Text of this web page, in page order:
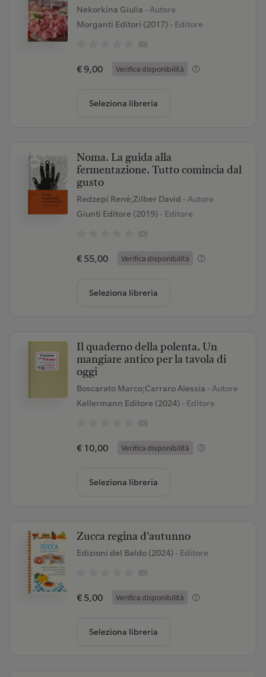
Nekorkina Giulia - Autore
Morganti Editori (2017)- Editore
(0)
€ 9,00 Verifica disponibilità
Seleziona libreria
Noma. La guida alla
fermentazione. Tutto comincia dal
gusto
Redzepi René;Zilber David - Autore
Giunti Editore (2019)- Editore
(0)
€ 55,00 Verifica disponibilità
Seleziona libreria
Il quaderno della polenta. Un
mangiare antico per la tavola di
oggi
Boscarato Marco;Carraro Alessia - Autore
Kellermann Editore (2024)- Editore
(0)
€ 10,00 Verifica disponibilità
Seleziona libreria
Zucca regina d'autunno
Edizioni del Baldo (2024)- Editore
(0)
€ 5,00 Verifica disponibilità
Seleziona libreria